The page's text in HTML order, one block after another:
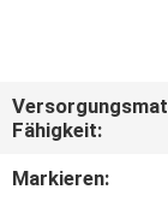
TRETEN
SIE
MIT
Fähigkeit:
Markieren: